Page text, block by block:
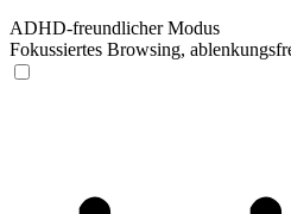
ADHD-freundlicher Modus
Fokussiertes Browsing,